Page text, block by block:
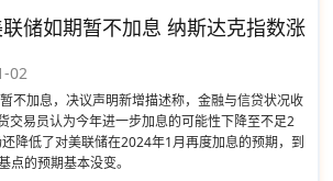
储如期暂不加息 纳斯达克指数涨
02
不加息，决议声明新增描述称，金融与信贷状况收
交易员认为今年进一步加息的可能性下降至不足2
降低了对美联储在2024年1月再度加息的预期，到
的预期基本没变。